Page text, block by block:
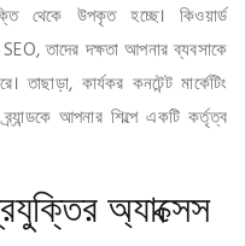
থেকে উপকৃত হচ্ছে। কিওয়ার্ড
তাদের দক্ষতা আপনার ব্যবসাকে
তাছাড়া, কার্যকর কনটেন্ট মার্কেটিং
আপনার শিল্পে একটি কর্তৃত্ব
অ্যাক্সেস